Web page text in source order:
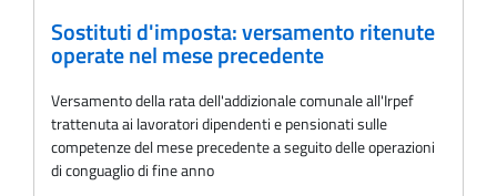
Sostituti d'imposta: versamento ritenute
operate nel mese precedente
Versamento della rata dell'addizionale comunale all'Irpef
trattenuta ai lavoratori dipendenti e pensionati sulle
competenze del mese precedente a seguito delle operazioni
di conguaglio di fine anno